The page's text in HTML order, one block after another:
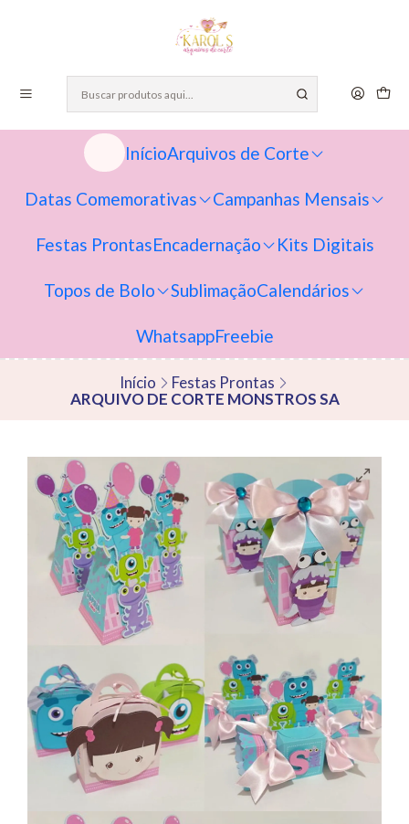
InícioArquivos de Corte
Datas Comemorativas Campanhas Mensais
Festas ProntasEncadernação Kits Digitais
Topos de Bolo SublimaçãoCalendários
WhatsappFreebie
Início
Festas Prontas
ARQUIVO DE CORTE MONSTROS SA